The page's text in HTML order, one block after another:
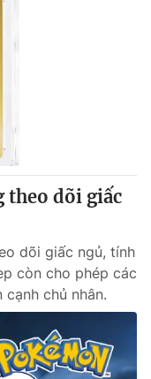
theo dõi giấc
dõi giấc ngủ, tính
còn cho phép các
chủ nhân.